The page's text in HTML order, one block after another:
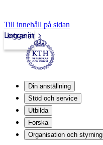
Till innehåll på sidan
Intranät
Logga in
Din anställning
Stöd och service
Utbilda
Forska
Organisation och styrning